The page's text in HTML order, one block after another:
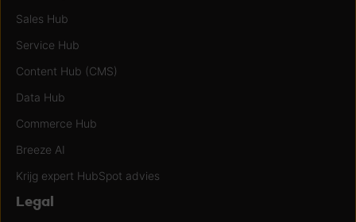
Sales Hub
Service Hub
Content Hub (CMS)
Data Hub
Commerce Hub
Breeze AI
Krijg expert HubSpot advies
Legal